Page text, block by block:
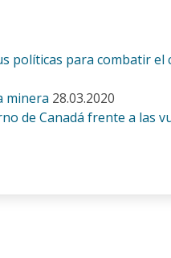
políticas para combatir el
minera 28.03.2020
de Canadá frente a las